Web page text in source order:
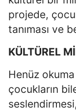
projede,
tanıması ve
KÜLTÜREL
Henüz
çocukların